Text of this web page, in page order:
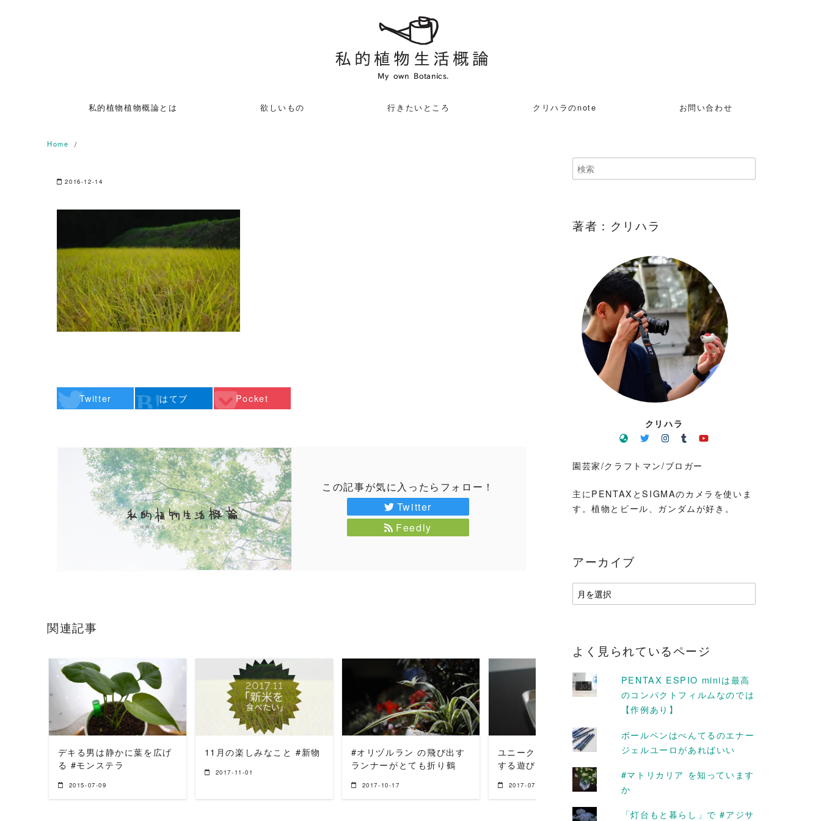
私的植物植物概論とは 欲しいもの 行きたいところ クリハラのnote お問い合わせ
Home
2016-12-14
Twitter はてブ Pocket
この記事が気に入ったらフォロー！
Twitter
Feedly
関連記事
READ MORE
デキる男は静かに葉を広げ
る #モンステラ
2015-07-09
READ MORE
11月の楽しみなこと #新物
2017-11-01
READ MORE
#オリヅルラン の飛び出す
ランナーがとても折り鶴
2017-10-17
READ MORE
ユニークな形の野菜を観察
する遊び #ズッキーニ
2017-07-03
READ MORE
夏、ビールのパートナー #
著者：クリハラ
クリハラ
園芸家/クラフトマン/ブロガー
主にPENTAXとSIGMAのカメラを使いま
す。植物とビール、ガンダムが好き。
アーカイブ
ア
ー
ブ
よく見られているページ
PENTAX ESPIO miniは最高
のコンパクトフィルムなのでは
【作例あり】
ボールペンはぺんてるのエナー
ジェルユーロがあればいい
#マトリカリア を知っています
か
「灯台もと暮らし」で #アジサ